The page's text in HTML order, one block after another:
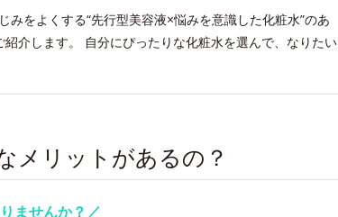
をよくする“先行型美容液×悩みを意識した化粧水”のあ
介します。 自分にぴったりな化粧水を選んで、なりたい
メリットがあるの？
ませんか？／